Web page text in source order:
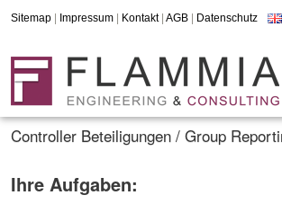
Sitemap Impressum Kontakt| AGB Datenschutz
Controller Beteiligungen / Group
Ihre Aufgaben: